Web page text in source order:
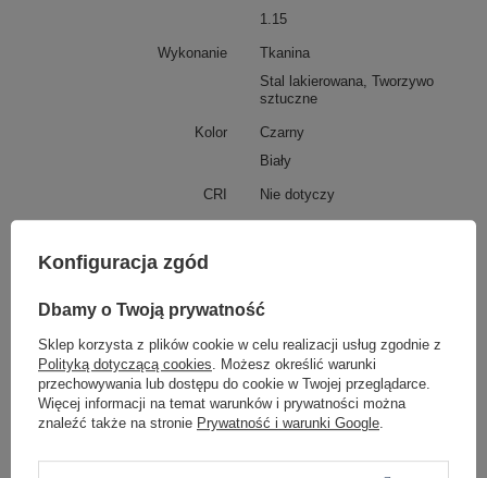
1.15
Wykonanie
Tkanina
Stal lakierowana, Tworzywo
sztuczne
Kolor
Czarny
Biały
CRI Nie dotyczy
Konfiguracja zgód
Dbamy o Twoją prywatność
Sklep korzysta z plików cookie w celu realizacji usług zgodnie z
Polityką dotyczącą cookies . Możesz określić warunki
przechowywania lub dostępu do cookie w Twojej przeglądarce.
Więcej informacji na temat warunków i prywatności można
znaleźć także na stronie Prywatność i warunki Google